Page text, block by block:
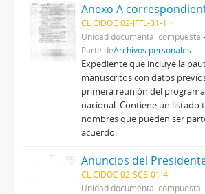
CL CIDOC 02-JFFL-01-1
Unidad documental compuesta
Parte deArchivos personales
Expediente que incluye la
manuscritos con datos
primera reunión del
nacional. Contiene un listado
nombres que pueden ser
acuerdo.
CL CIDOC 02-SCS-01-4
Unidad documental compuesta